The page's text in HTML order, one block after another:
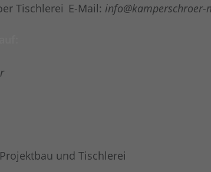
E-Mail: info@kamperschroer-
Projektbau und Tischlerei